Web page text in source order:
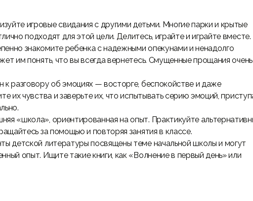
игровые свидания с другими детьми. Многие парки и крытые
подходят для этой цели. Делитесь, играйте и играйте вместе.
знакомите ребенка с надежными опекунами и ненадолго
им понять, что вы всегда вернетесь. Смущенные прощания очень
к разговору об эмоциях — восторге, беспокойстве и даже
их чувства и заверьте их, что испытывать серию эмоций,
«школа», ориентированная на опыт. Практикуйте
за помощью и повторяя занятия в классе.
детской литературы посвящены теме начальной школы и могут
опыт. Ищите такие книги, как «Волнение в первый день» или